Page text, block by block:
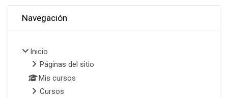
Navegación
Inicio
Páginas del sitio
Mis cursos
Cursos